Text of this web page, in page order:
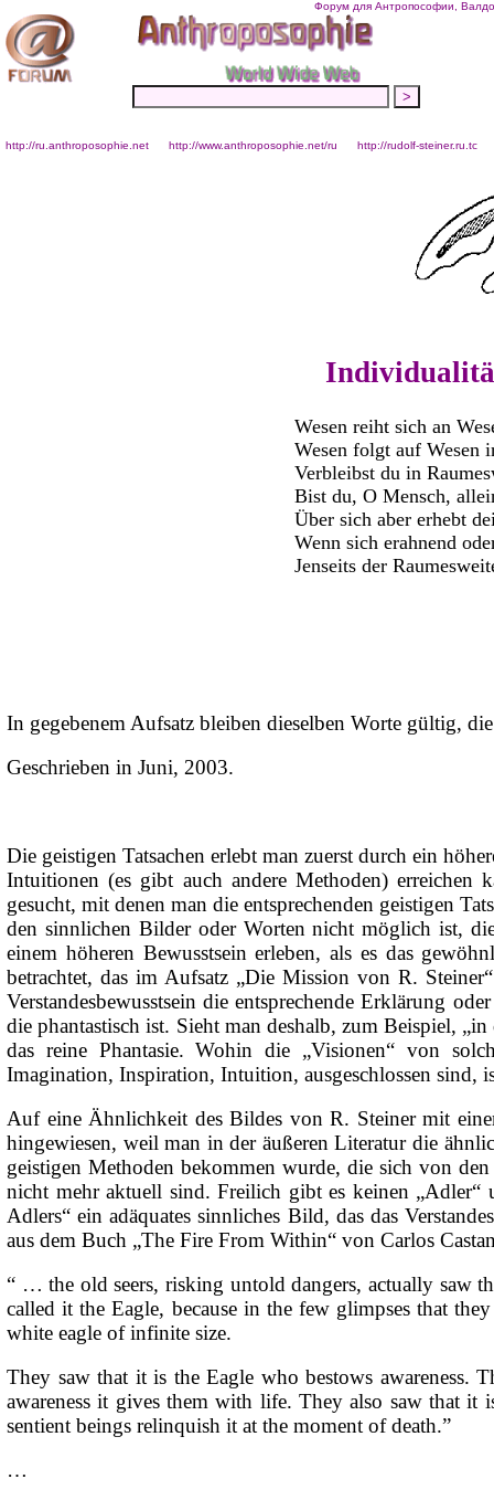
Форум для Антропософии,
http://ru.anthroposophie.net http://www.anthroposophie.net/ru http://rudolf-steiner.ru.tc
Wesen reiht sich an
Wesen folgt auf Wesen
Verbleibst du in
Bist du, O Mensch,
Über sich aber erhebt
Wenn sich erahnend
Jenseits der
In gegebenem Aufsatz bleiben dieselben Worte gültig,
Geschrieben in Juni, 2003.
Die geistigen Tatsachen erlebt man zuerst durch ein
Intuitionen (es gibt auch andere Methoden)
gesucht, mit denen man die entsprechenden geistigen
den sinnlichen Bilder oder Worten nicht möglich ist,
einem höheren Bewusstsein erleben, als es das
betrachtet, das im Aufsatz „Die Mission von R.
Verstandesbewusstsein die entsprechende Erklärung
die phantastisch ist. Sieht man deshalb, zum Beispiel,
das reine Phantasie. Wohin die „Visionen“ von
Imagination, Inspiration, Intuition, ausgeschlossen sind,
Auf eine Ähnlichkeit des Bildes von R. Steiner mit
hingewiesen, weil man in der äußeren Literatur die
geistigen Methoden bekommen wurde, die sich von
nicht mehr aktuell sind. Freilich gibt es keinen
Adlers“ ein adäquates sinnliches Bild, das das
aus dem Buch „The Fire From Within“ von Carlos
“ … the old seers, risking untold dangers, actually saw
called it the Eagle, because in the few glimpses that
white eagle of infinite size.
They saw that it is the Eagle who bestows awareness.
awareness it gives them with life. They also saw that it
sentient beings relinquish it at the moment of death.”
…